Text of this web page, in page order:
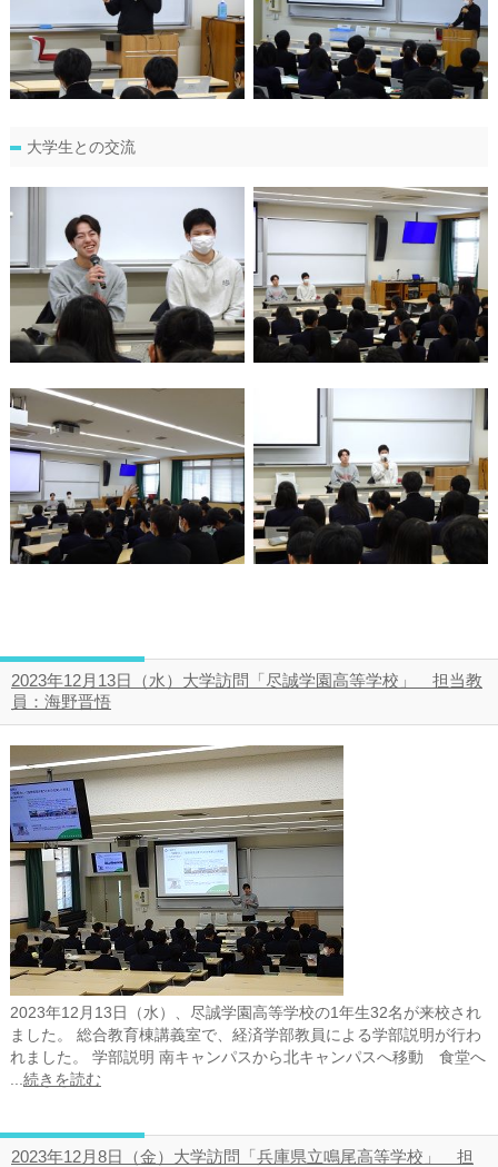
大学生との交流
2023年12月13日（水）大学訪問「尽誠学園高等学校」 担当教
員：海野晋悟
2023年12月13日（水）、尽誠学園高等学校の1年生32名が来校され
ました。 総合教育棟講義室で、経済学部教員による学部説明が行わ
れました。 学部説明 南キャンパスから北キャンパスへ移動 食堂へ
続きを読む
2023年12月8日（金）大学訪問「兵庫県立鳴尾高等学校」 担